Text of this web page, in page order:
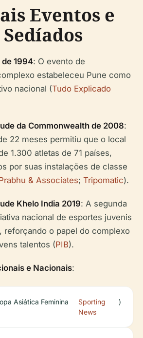
Eventos e
1994: O evento de
estabeleceu Pune como
nacional (Tudo Explicado
da Commonwealth de 2008:
22 meses permitiu que o local
1.300 atletas de 71 países,
por suas instalações de classe
& Associates; Tripomatic).
Khelo India 2019: A segunda
nacional de esportes juvenis
reforçando o papel do complexo
talentos (PIB).
e Nacionais:
Asiática Feminina
Sporting
News
)